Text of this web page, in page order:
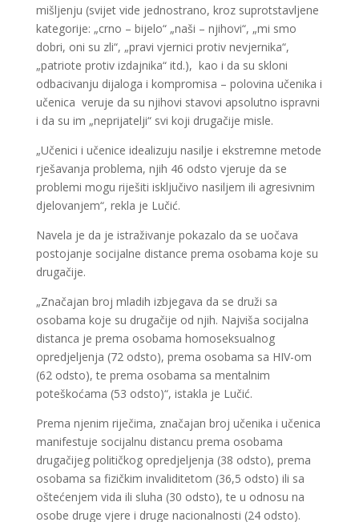
mišljenju (svijet vide jednostrano, kroz suprotstavljene
kategorije: „crno – bijelo“ „naši – njihovi“, „mi smo
dobri, oni su zli“, „pravi vjernici protiv nevjernika“,
„patriote protiv izdajnika“ itd.), kao i da su skloni
odbacivanju dijaloga i kompromisa – polovina učenika i
učenica veruje da su njihovi stavovi apsolutno ispravni
i da su im „neprijatelji“ svi koji drugačije misle.
„Učenici i učenice idealizuju nasilje i ekstremne metode
rješavanja problema, njih 46 odsto vjeruje da se
problemi mogu riješiti isključivo nasiljem ili agresivnim
djelovanjem“, rekla je Lučić.
Navela je da je istraživanje pokazalo da se uočava
postojanje socijalne distance prema osobama koje su
drugačije.
„Značajan broj mladih izbjegava da se druži sa
osobama koje su drugačije od njih. Najviša socijalna
distanca je prema osobama homoseksualnog
opredjeljenja (72 odsto), prema osobama sa HIV-om
(62 odsto), te prema osobama sa mentalnim
poteškoćama (53 odsto)“, istakla je Lučić.
Prema njenim riječima, značajan broj učenika i učenica
manifestuje socijalnu distancu prema osobama
drugačijeg političkog opredjeljenja (38 odsto), prema
osobama sa fizičkim invaliditetom (36,5 odsto) ili sa
oštećenjem vida ili sluha (30 odsto), te u odnosu na
osobe druge vjere i druge nacionalnosti (24 odsto).